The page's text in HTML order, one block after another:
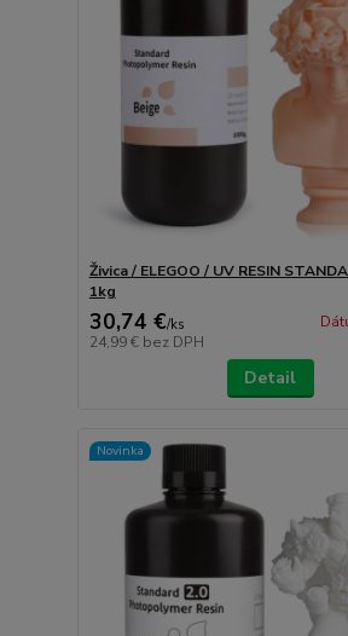
Živica / ELEGOO / UV RESIN
1kg
30,74 €/ks
24,99 € bez DPH
Detail
Novinka